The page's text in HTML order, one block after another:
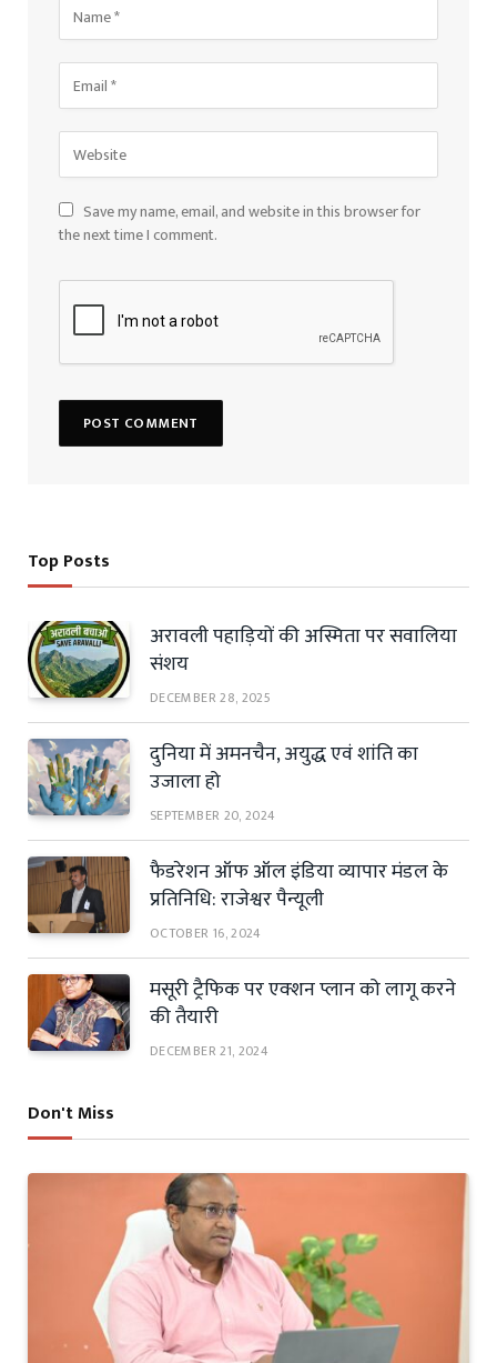
Save my name, email, and website in this browser for
the next time I comment.
Top Posts
अरावली पहाड़ियों की अस्मिता पर सवालिया
संशय
DECEMBER 28, 2025
दुनिया में अमनचैन, अयुद्ध एवं शांति का
उजाला हो
SEPTEMBER 20, 2024
फैडरेशन ऑफ ऑल इंडिया व्यापार मंडल के
प्रतिनिधि: राजेश्वर पैन्यूली
OCTOBER 16, 2024
मसूरी ट्रैफिक पर एक्शन प्लान को लागू करने
की तैयारी
DECEMBER 21, 2024
Don't Miss